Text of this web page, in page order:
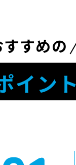
すめの